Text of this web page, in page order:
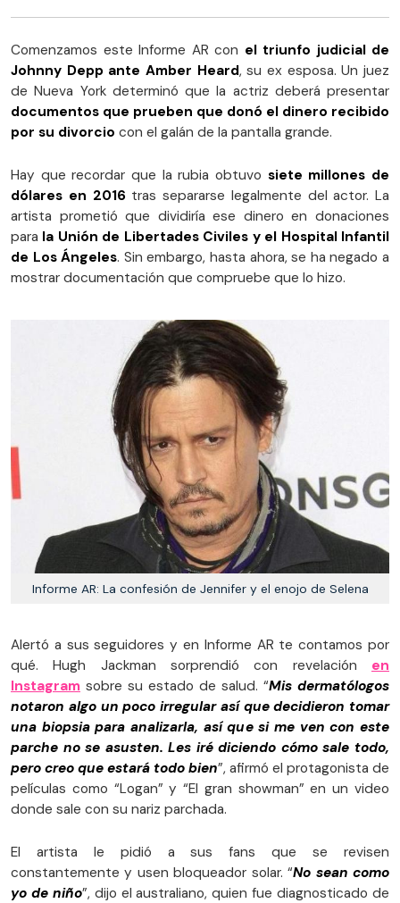
Comenzamos este Informe AR con el triunfo judicial de
Johnny Depp ante Amber Heard, su ex esposa. Un juez
de Nueva York determinó que la actriz deberá presentar
documentos que prueben que donó el dinero recibido
por su divorcio con el galán de la pantalla grande.
Hay que recordar que la rubia obtuvo siete millones de
dólares en 2016 tras separarse legalmente del actor. La
artista prometió que dividiría ese dinero en donaciones
para la Unión de Libertades Civiles y el Hospital Infantil
de Los Ángeles. Sin embargo, hasta ahora, se ha negado a
mostrar documentación que compruebe que lo hizo.
Informe AR: La confesión de Jennifer y el enojo de Selena
Alertó a sus seguidores y en Informe AR te contamos por
qué. Hugh Jackman sorprendió con revelación en
Instagram sobre su estado de salud. “Mis dermatólogos
notaron algo un poco irregular así que decidieron tomar
una biopsia para analizarla, así que si me ven con este
parche no se asusten. Les iré diciendo cómo sale todo,
pero creo que estará todo bien”, afirmó el protagonista de
películas como “Logan” y “El gran showman” en un video
donde sale con su nariz parchada.
El artista le pidió a sus fans que se revisen
constantemente y usen bloqueador solar. “No sean como
yo de niño”, dijo el australiano, quien fue diagnosticado de